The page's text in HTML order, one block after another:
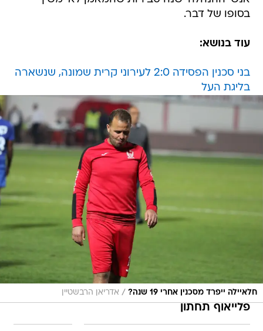
בסופו של דבר.
עוד בנושא:
בני סכנין הפסידה 2:0 לעירוני קרית שמונה, שנשארה
בליגת העל
חלאיילה ייפרד מסכנין אחרי 19 שנה? / אדריאן הרבשטיין
פלייאוף תחתון